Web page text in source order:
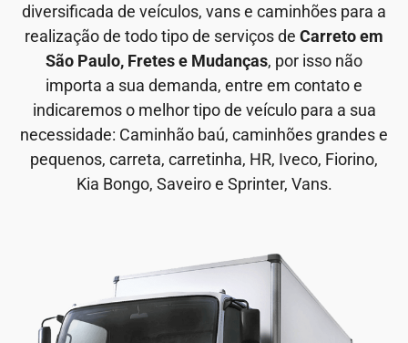
diversificada de veículos, vans e caminhões para a
realização de todo tipo de serviços de Carreto em
São Paulo, Fretes e Mudanças, por isso não
importa a sua demanda, entre em contato e
indicaremos o melhor tipo de veículo para a sua
necessidade: Caminhão baú, caminhões grandes e
pequenos, carreta, carretinha, HR, Iveco, Fiorino,
Kia Bongo, Saveiro e Sprinter, Vans.